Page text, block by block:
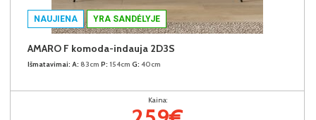
NAUJIENA YRA SANDĖLYJE
AMARO F komoda-indauja 2D3S
Išmatavimai: A: 83cm P: 154cm G: 40cm
Kaina: